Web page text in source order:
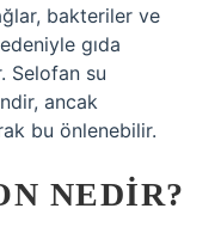
bakteriler ve
gıda
Selofan su
ancak
bu önlenebilir.
NEDIR?